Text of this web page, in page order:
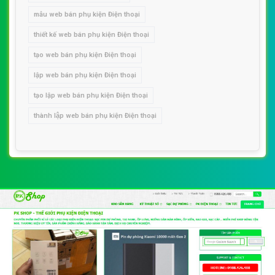
mẫu web bán phụ kiện Điện thoại
thiết kế web bán phụ kiện Điện thoại
tạo web bán phụ kiện Điện thoại
lập web bán phụ kiện Điện thoại
tạo lập web bán phụ kiện Điện thoại
thành lập web bán phụ kiện Điện thoại